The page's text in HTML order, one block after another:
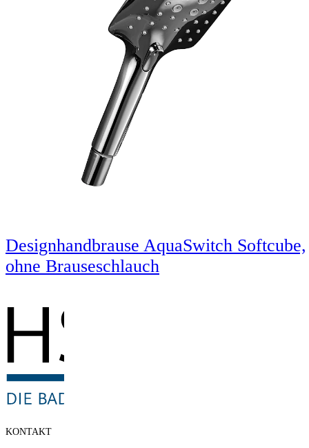
Designhandbrause AquaSwitch Softcube,
ohne Brauseschlauch
KONTAKT